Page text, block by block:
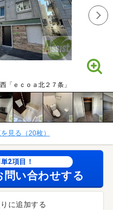
「ｅｃｏａ北２７条」
見る（20枚）
2項目！
問い合わせする
に追加する